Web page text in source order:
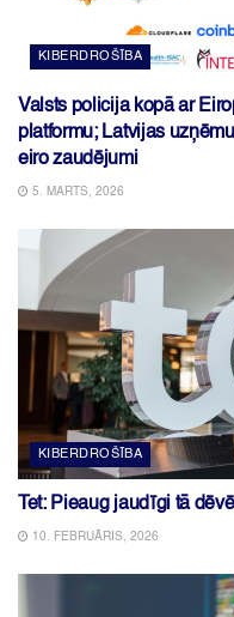
KIBERDROŠĪBA
Valsts policija kopā ar
platformu; Latvijas
eiro zaudējumi
5. MARTS, 2026
KIBERDROŠĪBA
Tet: Pieaug jaudīgi tā
10. FEBRUĀRIS, 2026